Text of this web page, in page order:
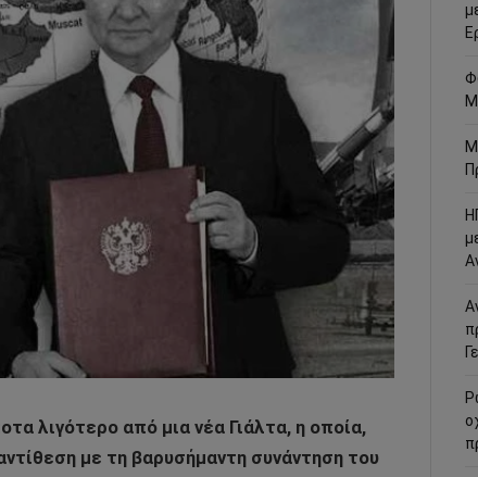
λιγότερο από μια νέα Γιάλτα, η οποία,
με τη βαρυσήμαντη συνάντηση του